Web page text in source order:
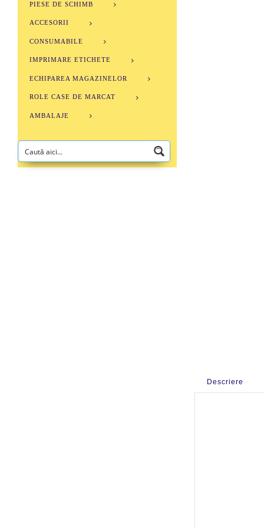
Descriere
PIESE DE SCHIMB
ACCESORII
CONSUMABILE
IMPRIMARE ETICHETE
ECHIPAREA MAGAZINELOR
ROLE CASE DE MARCAT
AMBALAJE